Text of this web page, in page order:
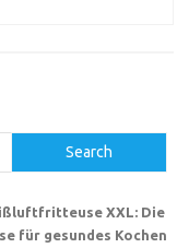
Search
XXL: Die
für gesundes Kochen